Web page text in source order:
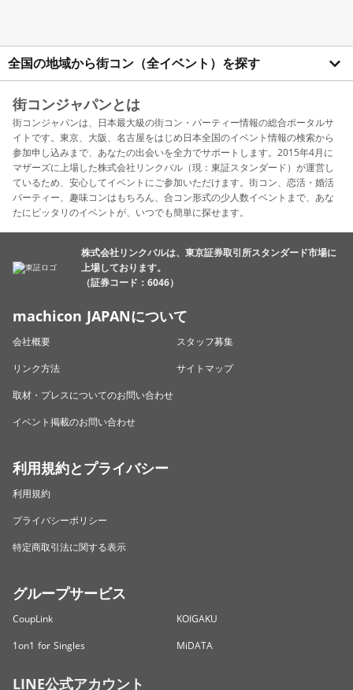
全国の地域から街コン（全イベント）を探す
街コンジャパンとは
街コンジャパンは、日本最大級の街コン・パーティー情報の総合ポータルサ
イトです。東京、大阪、名古屋をはじめ日本全国のイベント情報の検索から
参加申し込みまで、あなたの出会いを全力でサポートします。2015年4月に
マザーズに上場した株式会社リンクバル（現：東証スタンダード）が運営し
ているため、安心してイベントにご参加いただけます。街コン、恋活・婚活
パーティー、趣味コンはもちろん、合コン形式の少人数イベントまで、あな
たにピッタリのイベントが、いつでも簡単に探せます。
株式会社リンクバルは、東京証券取引所スタンダード市場に
上場しております。
（証券コード：6046）
machicon JAPANについて
会社概要
スタッフ募集
リンク方法
サイトマップ
取材・プレスについてのお問い合わせ
イベント掲載のお問い合わせ
利用規約とプライバシー
利用規約
プライバシーポリシー
特定商取引法に関する表示
グループサービス
CoupLink
KOIGAKU
1on1 for Singles
MiDATA
LINE公式アカウント